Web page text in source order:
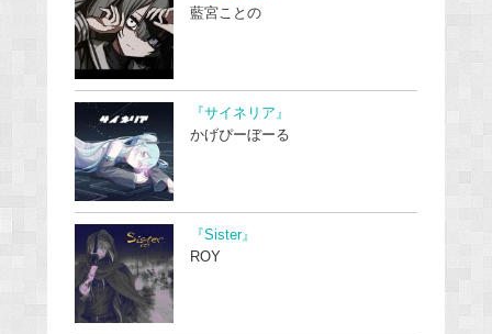
藍宮ことの
『サイネリア』
かげぴーぼーる
『Sister』
ROY